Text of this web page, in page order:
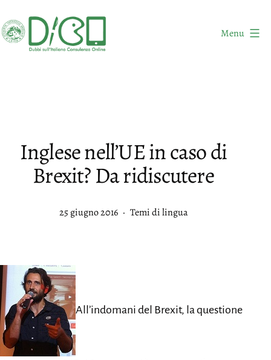
al
contenuto
Online
Menu
Inglese nell’UE in caso di
Brexit? Da ridiscutere
Pubblicato
25 giugno 2016 Categorie:
Temi di lingua
All’indomani del Brexit, la questione